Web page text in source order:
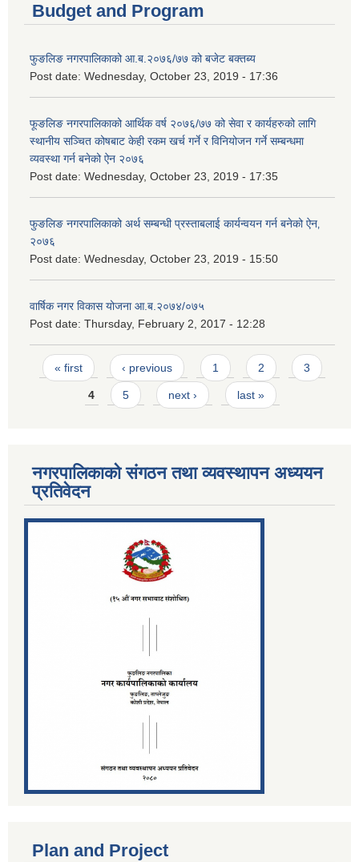
Budget and Program
फुङलिङ नगरपालिकाको आ.ब.२०७६/७७ को बजेट बक्तब्य
Post date: Wednesday, October 23, 2019 - 17:36
फूङलिङ नगरपालिकाको आर्थिक वर्ष २०७६/७७ को सेवा र कार्यहरुको लागि
स्थानीय सञ्चित कोषबाट केही रकम खर्च गर्ने र विनियोजन गर्ने सम्बन्धमा
व्यवस्था गर्न बनेको ऐन २०७६
Post date: Wednesday, October 23, 2019 - 17:35
फुङलिङ नगरपालिकाको अर्थ सम्बन्धी प्रस्ताबलाई कार्यन्वयन गर्न बनेको ऐन‚
२०७६
Post date: Wednesday, October 23, 2019 - 15:50
वार्षिक नगर विकास योजना आ.ब.२०७४/०७५
Post date: Thursday, February 2, 2017 - 12:28
Pages
« first ‹ previous 1 2 3
4 5 next › last »
नगरपालिकाको संगठन तथा व्यवस्थापन अध्ययन
प्रतिवेदन
Plan and Project